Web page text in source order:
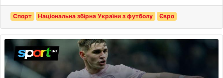
Спорт Національна збірна України з футболу Євро